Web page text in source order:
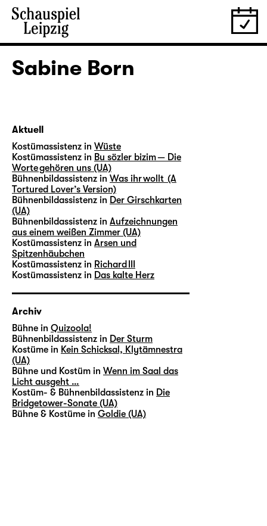
Sabine Born
Aktuell
Kostümassistenz in Wüste
Kostümassistenz in Bu sözler bizim — Die
Worte gehören uns (UA)
Bühnenbildassistenz in Was ihr wollt (A
Tortured Lover’s Version)
Bühnenbildassistenz in Der Girschkarten
(UA)
Bühnenbildassistenz in Aufzeichnungen
aus einem weißen Zimmer (UA)
Kostümassistenz in Arsen und
Spitzenhäubchen
Kostümassistenz in Richard III
Kostümassistenz in Das kalte Herz
Archiv
Bühne in Quizoola!
Bühnenbildassistenz in Der Sturm
Kostüme in Kein Schicksal, Klytämnestra
(UA)
Bühne und Kostüm in Wenn im Saal das
Licht ausgeht …
Kostüm- & Bühnenbildassistenz in Die
Bridgetower-Sonate (UA)
Bühne & Kostüme in Goldie (UA)